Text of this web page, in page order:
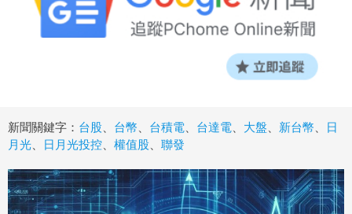
新聞關鍵字： 台股 台幣 台積電 台達電 大盤 新台幣
日
月光
日月光投控 權值股 聯發